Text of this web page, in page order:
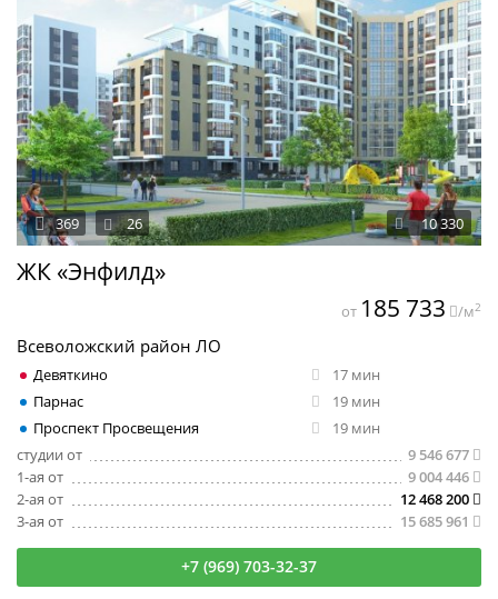
ЖК «Энфилд»
10 330
369 26
Всеволожский район ЛО
Девяткино
17 мин
Парнас
19 мин
Проспект Просвещения
19 мин
студии от
9 546 677
1-ая от
9 004 446
2-ая от
12 468 200
3-ая от
15 685 961
от 185 733 /м2
+7 (969) 703-32-37